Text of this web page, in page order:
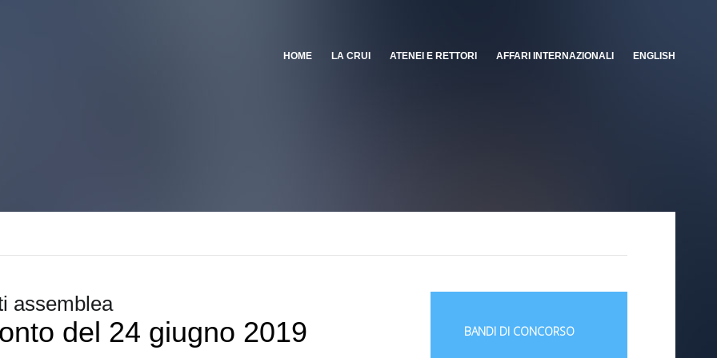
HOME LA CRUI ATENEI E RETTORI AFFARI INTERNAZIONALI ENGLISH
assemblea
del 24 giugno 2019 BANDI DI CONCORSO